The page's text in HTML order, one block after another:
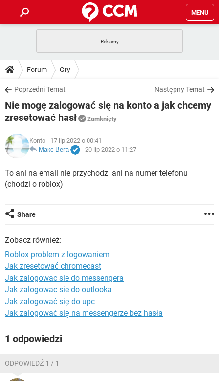
MENU
GRY
SPOTIFY
INSTAGRAM FACEBOOK
WINDOWS 10
PORADY
PlayStation
SPOTIFY
WINDOWS 10
DO POBRANIA
ANDROID TIKTOK
GRY
IOS
INSTAGRAM
WINDOWS 10
FORUM
GRY WHATSAPP
INSTAGRAM
ARTYKUŁY
COVID-19
GRY WHATSAPP
Forum Gry
Poprzedni Temat Następny Temat
Nie mogę zalogować się na konto a jak chcemy
zresetować hasł
Zamknięty
Konto - 17 lip 2022 o 00:41
Макс Вега
- 20 lip 2022 o 11:27
To ani na email nie przychodzi ani na numer telefonu
(chodzi o roblox)
Share
Zobacz również:
Roblox problem z logowaniem
Jak zresetować chromecast
Jak zalogowac sie do messengera
Jak zalogowac sie do outlooka
Jak zalogować się do upc
Jak zalogować się na messengerze bez hasła
1 odpowiedzi
ODPOWIEDŹ 1 / 1